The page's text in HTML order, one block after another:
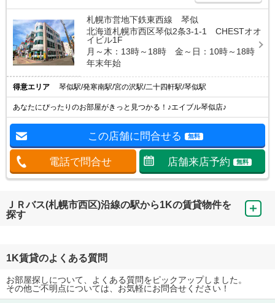
札幌市営地下鉄東西線 琴似
北海道札幌市西区琴似2条3-1-1 CHESTオオ
イビル1F
月～木：13時～18時 金～日：10時～18時
年末年始
得意エリア 琴似駅/発寒南駅/宮の沢駅/二十四軒駅/琴似駅
あなたにぴったりのお部屋がきっと見つかる！♪エイブル琴似店♪
この店舗に問合せる 無料
電話で問合せ 店舗来店予約 無料
ＪＲバス(札幌市西区)沿線の駅から1Kの賃貸物件を
探す
1K賃貸のよくある質問
お部屋探しについて、よくある質問をピックアップしました。
その他ご不明点については、お気軽にお問合せください！